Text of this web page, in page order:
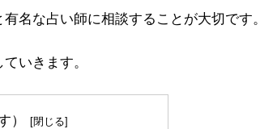
名な占い師に相談することが大切です。
いきます。
）